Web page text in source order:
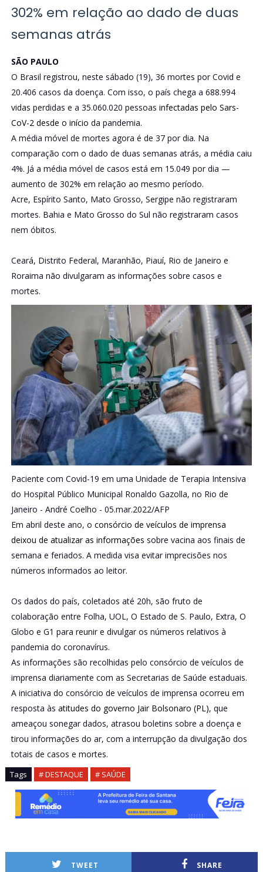
302% em relação ao dado de duas
semanas atrás
SÃO PAULO
O Brasil registrou, neste sábado (19), 36 mortes por Covid e
20.406 casos da doença. Com isso, o país chega a 688.994
vidas perdidas e a 35.060.020 pessoas infectadas pelo Sars-
CoV-2 desde o início da pandemia.
A média móvel de mortes agora é de 37 por dia. Na
comparação com o dado de duas semanas atrás, a média caiu
4%. Já a média móvel de casos está em 15.049 por dia —
aumento de 302% em relação ao mesmo período.
Acre, Espírito Santo, Mato Grosso, Sergipe não registraram
mortes. Bahia e Mato Grosso do Sul não registraram casos
nem óbitos.
Ceará, Distrito Federal, Maranhão, Piauí, Rio de Janeiro e
Roraima não divulgaram as informações sobre casos e
mortes.
Paciente com Covid-19 em uma Unidade de Terapia Intensiva
do Hospital Público Municipal Ronaldo Gazolla, no Rio de
Janeiro - André Coelho - 05.mar.2022/AFP
Em abril deste ano, o consórcio de veículos de imprensa
deixou de atualizar as informações sobre vacina aos finais de
semana e feriados. A medida visa evitar imprecisões nos
números informados ao leitor.
Os dados do país, coletados até 20h, são fruto de
colaboração entre Folha, UOL, O Estado de S. Paulo, Extra, O
Globo e G1 para reunir e divulgar os números relativos à
pandemia do coronavírus.
As informações são recolhidas pelo consórcio de veículos de
imprensa diariamente com as Secretarias de Saúde estaduais.
A iniciativa do consórcio de veículos de imprensa ocorreu em
resposta às atitudes do governo Jair Bolsonaro (PL), que
ameaçou sonegar dados, atrasou boletins sobre a doença e
tirou informações do ar, com a interrupção da divulgação dos
totais de casos e mortes.
Tags # DESTAQUE # SAÚDE
TWEET SHARE